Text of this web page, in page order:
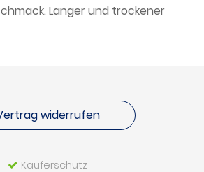
Langer und trockener
widerrufen
Käuferschutz